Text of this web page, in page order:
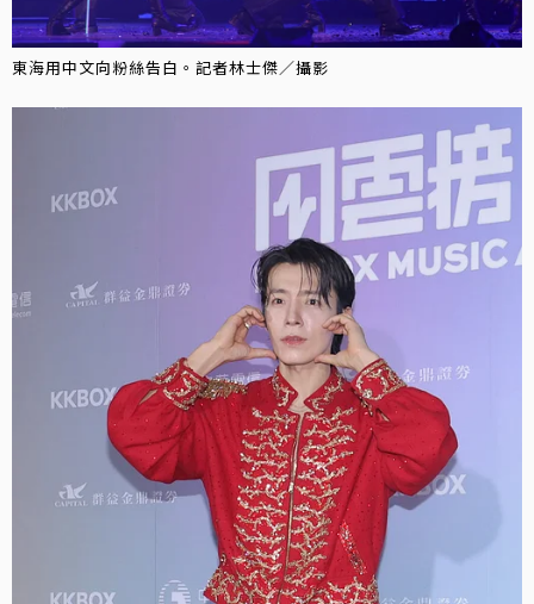
東海用中文向粉絲告白。記者林士傑／攝影